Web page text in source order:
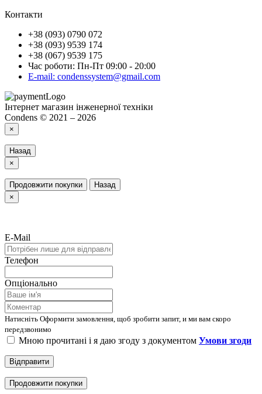
Контакти
+38 (093) 0790 072
+38 (093) 9539 174
+38 (067) 9539 175
Час роботи: Пн-Пт 09:00 - 20:00
E-mail: condenssystem@gmail.com
Інтернет магазин інженерної техніки
Condens © 2021 – 2026
×
Назад
×
Продовжити покупки
Назад
×
E-Mail
Телефон
Опціонально
Натисніть Оформити замовлення, щоб зробити запит, и ми вам скоро
передзвонимо
Мною прочитані і я даю згоду з документом Умови згоди
Відправити
Продовжити покупки